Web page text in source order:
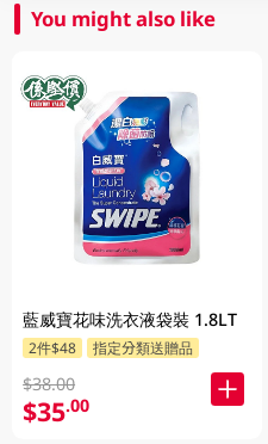
You might also like
藍威寶花味洗衣液袋裝 1.8LT
2件$48 指定分類送贈品
$38.00
$35.00